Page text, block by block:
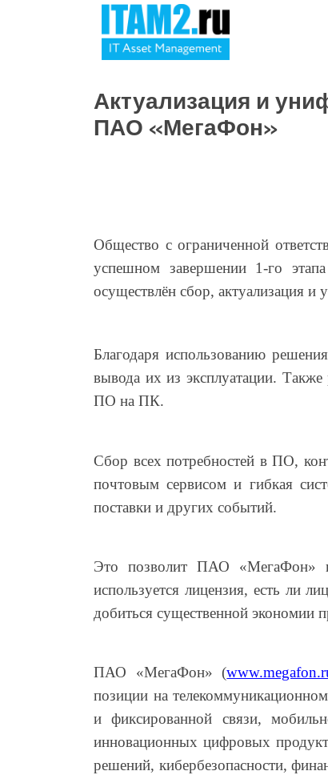
Актуализация и
ПАО «МегаФон»
Общество с ограниченной
успешном завершении 1-го
осуществлён сбор, актуализация
Благодаря использованию
вывода их из эксплуатации. Также
ПО на ПК.
Сбор всех потребностей в ПО,
почтовым сервисом и гибкая
поставки и других событий.
Это позволит ПАО «МегаФон»
используется лицензия, есть ли
добиться существенной экономии
ПАО «МегаФон» (
позиции на
и фиксированной связи,
инновационных цифровых
решений, кибербезопасности,